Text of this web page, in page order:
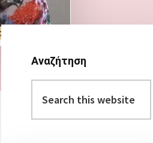
Αρχική
Πλευρική
Στήλη
Αναζήτηση
this
website